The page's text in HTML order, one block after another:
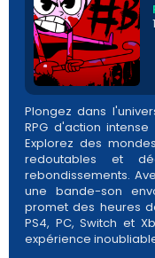
Plongez dans
RPG d'action
Explorez des
redoutables et
rebondissements.
une bande-son
promet des heures
PS4, PC, Switch et
expérience